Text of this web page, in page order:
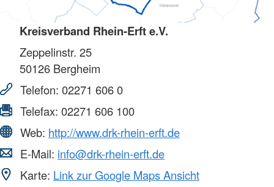
Kreisverband Rhein-Erft e.V.
Zeppelinstr. 25
50126 Bergheim
Telefon: 02271 606 0
Telefax: 02271 606 100
Web: http://www.drk-rhein-erft.de
E-Mail: info@drk-rhein-erft.de
Karte: Link zur Google Maps Ansicht